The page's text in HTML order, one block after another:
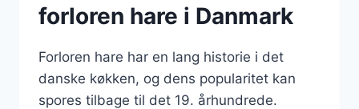
forloren hare i Danmark
Forloren hare har en lang historie i det
danske køkken, og dens popularitet kan
spores tilbage til det 19. århundrede.